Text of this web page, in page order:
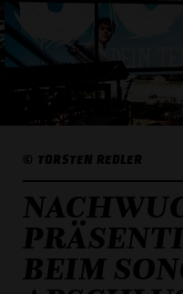
© TORSTEN REDLER
BEIM